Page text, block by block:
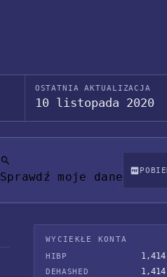
OSTATNIA AKTUALIZACJA
10 listopada 2020
Sprawdź moje dane
WYCIEKŁE KONTA
HIBP
DEHASHED